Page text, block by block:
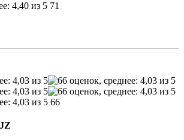
71
66